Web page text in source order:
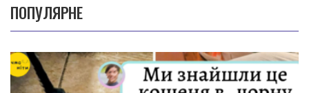
ПОПУЛЯРНЕ